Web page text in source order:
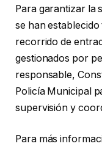
Para garantizar la
se han
recorrido de
gestionados por
responsable,
Policía Municipal
supervisión y
Para más